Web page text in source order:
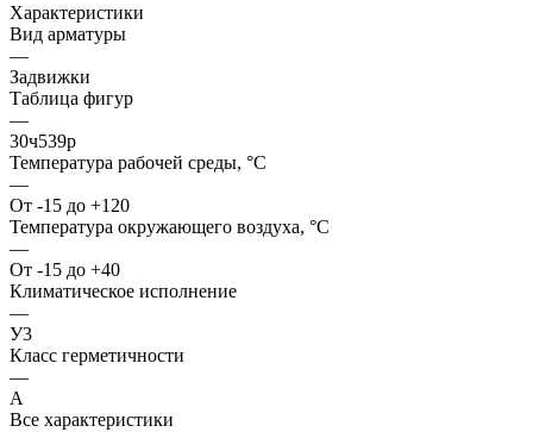
Характеристики
Вид арматуры
—
Задвижки
Таблица фигур
—
30ч539р
Температура рабочей среды, °С
—
От -15 до +120
Температура окружающего воздуха, °С
—
От -15 до +40
Климатическое исполнение
—
У3
Класс герметичности
—
А
Все характеристики